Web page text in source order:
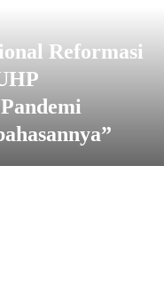
Reformasi